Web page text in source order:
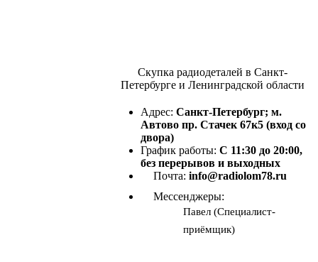
Скупка радиодеталей в Санкт-
Петербурге и Ленинградской области
Адрес: Санкт-Петербург; м.
Автово пр. Стачек 67к5 (вход со
двора)
График работы: С 11:30 до 20:00,
без перерывов и выходных
Почта: info@radiolom78.ru
Мессенджеры:
Павел (Специалист-
приёмщик)